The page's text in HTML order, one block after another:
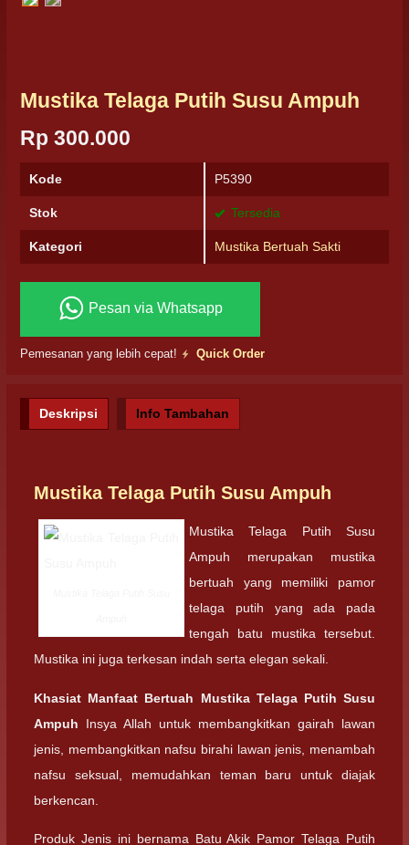
Mustika Telaga Putih Susu Ampuh
Rp 300.000
Kode P5390
Stok Tersedia
Kategori Mustika Bertuah Sakti
Pesan via Whatsapp
Pemesanan yang lebih cepat! Quick Order
Deskripsi Info Tambahan
Mustika Telaga Putih Susu Ampuh
Mustika Telaga Putih Susu
Ampuh merupakan mustika
bertuah yang memiliki pamor
telaga putih yang ada pada
tengah batu mustika tersebut.
Mustika ini juga terkesan indah serta elegan sekali.
Khasiat Manfaat Bertuah Mustika Telaga Putih Susu
Ampuh Insya Allah untuk membangkitkan gairah lawan
jenis, membangkitkan nafsu birahi lawan jenis, menambah
nafsu seksual, memudahkan teman baru untuk diajak
berkencan.
Produk Jenis ini bernama Batu Akik Pamor Telaga Putih